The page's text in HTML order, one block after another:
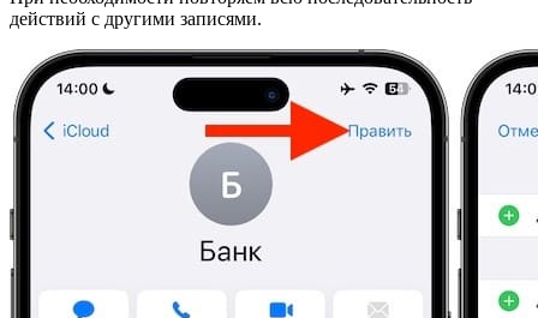
действий с другими записями.